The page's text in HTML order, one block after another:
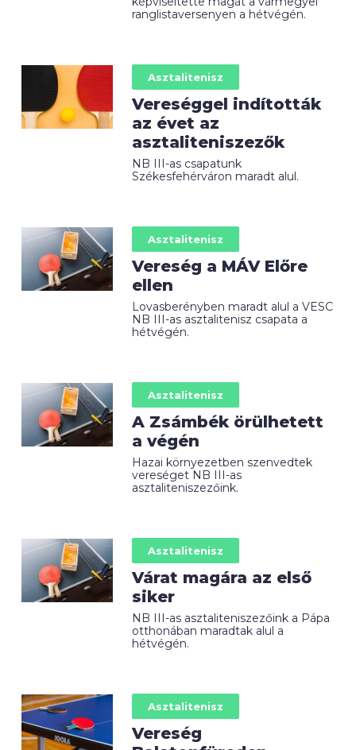
ranglistaversenyen a hétvégén.
Asztalitenisz
Vereséggel indították
az évet az
asztaliteniszezők
NB III-as csapatunk
Székesfehérváron maradt alul.
Asztalitenisz
Vereség a MÁV Előre
ellen
Lovasberényben maradt alul a VESC
NB III-as asztalitenisz csapata a
hétvégén.
Asztalitenisz
A Zsámbék örülhetett
a végén
Hazai környezetben szenvedtek
vereséget NB III-as
asztaliteniszezőink.
Asztalitenisz
Várat magára az első
siker
NB III-as asztaliteniszezőink a Pápa
otthonában maradtak alul a
hétvégén.
Asztalitenisz
Vereség